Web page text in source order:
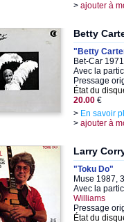
> ajouter à
Betty
"Betty
Bet-Car
Avec la
Pressage
État du
20.00 €
> En savoir
> ajouter à
Larry
"Toku Do"
Muse 1987,
Avec la
Williams
Pressage
État du